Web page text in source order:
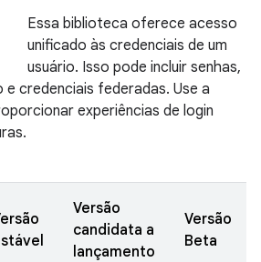
Essa biblioteca oferece acesso
unificado às credenciais de um
usuário. Isso pode incluir senhas,
e credenciais federadas. Use a
experiências de login
Versão
candidata a
lançamento
Versão
Beta